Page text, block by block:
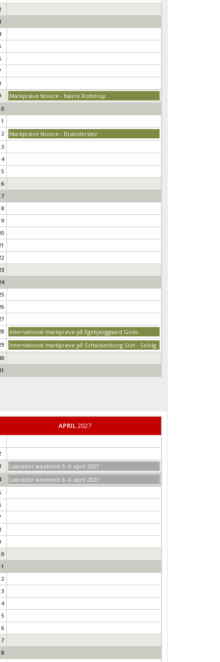
Markprøve Novice - Nørre Rotterup
Markprøve Novice - Brønderslev
International markprøve på Egebjerggaard Gods
International markprøve på Schackenborg Slot - Solvig
APRIL2027
Labrador weekend 3.-4. april 2027
Labrador weekend 3.-4. april 2027